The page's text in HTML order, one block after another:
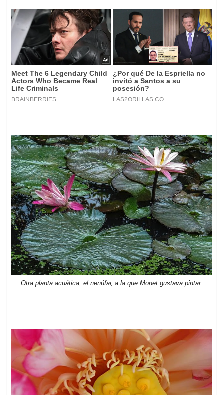
Otra planta acuática, el nenúfar, a la que Monet gustava pintar.